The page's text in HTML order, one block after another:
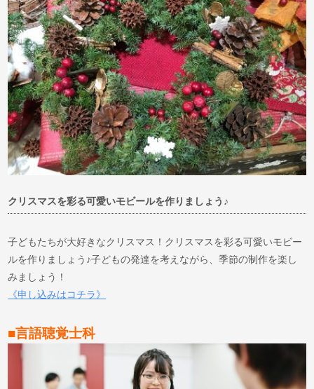
クリスマスを彩る可愛いモビールを作りましょう♪
子どもたちが大好きなクリスマス！クリスマスを彩る可愛いモビー
ルを作りましょう♪子どもの発達を考えながら、季節の制作を楽し
みましょう！
《申し込みはコチラ》
■言語聴覚士科